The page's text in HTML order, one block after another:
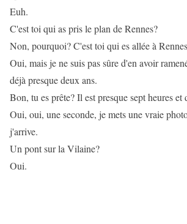
Euh.
C'est toi qui as pris le plan de Rennes?
Non, pourquoi? C'est toi qui es allée à
Oui, mais je ne suis pas sûre d'en avoir
déjà presque deux ans.
Bon, tu es prête? Il est presque sept heures et
Oui, oui, une seconde, je mets une vraie
j'arrive.
Un pont sur la Vilaine?
Oui.